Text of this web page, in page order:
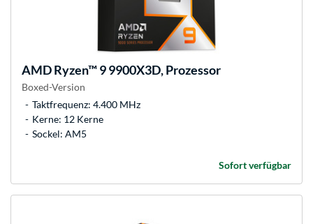
AMDRyzen™ 9 9900X3D, Prozessor
Boxed-Version
Taktfrequenz: 4.400 MHz
Kerne: 12 Kerne
Sockel: AM5
Sofort verfügbar